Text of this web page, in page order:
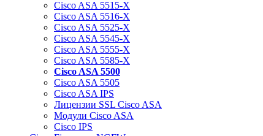
Cisco ASA 5515-X
Cisco ASA 5516-X
Cisco ASA 5525-X
Cisco ASA 5545-X
Cisco ASA 5555-X
Cisco ASA 5585-X
Cisco ASA 5500
Cisco ASA 5505
Cisco ASA IPS
Лицензии SSL Cisco ASA
Модули Cisco ASA
Cisco IPS